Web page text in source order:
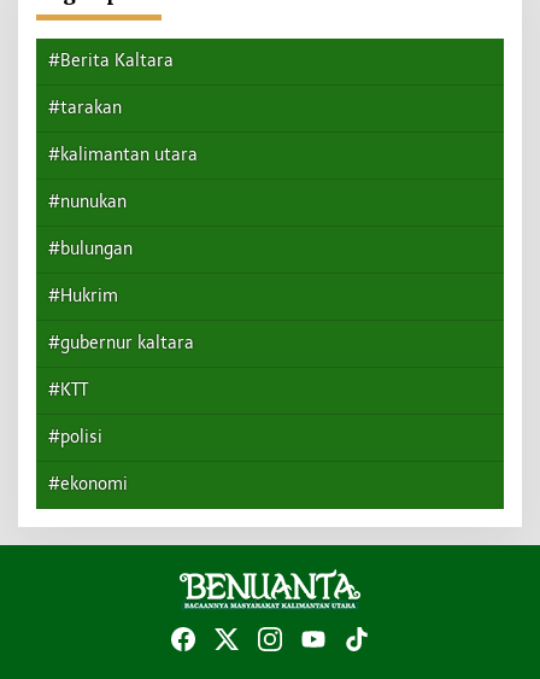
#Berita Kaltara
#tarakan
#kalimantan utara
#nunukan
#bulungan
#Hukrim
#gubernur kaltara
#KTT
#polisi
#ekonomi